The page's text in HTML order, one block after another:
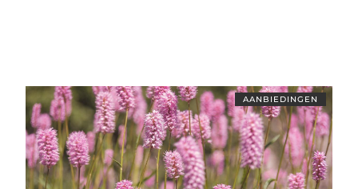
AANBIEDINGEN